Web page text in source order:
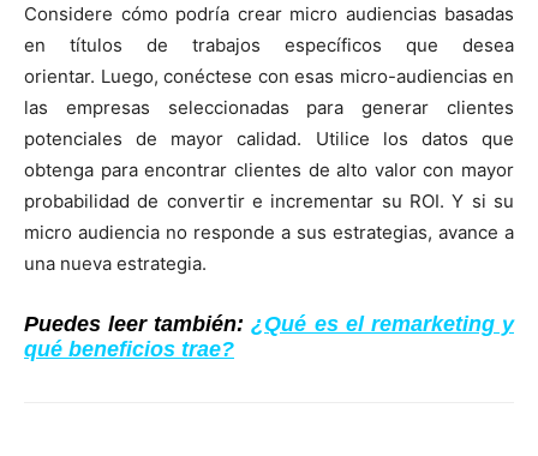
Considere cómo podría crear micro audiencias basadas
en títulos de trabajos específicos que desea
orientar. Luego, conéctese con esas micro-audiencias en
las empresas seleccionadas para generar clientes
potenciales de mayor calidad. Utilice los datos que
obtenga para encontrar clientes de alto valor con mayor
probabilidad de convertir e incrementar su ROI. Y si su
micro audiencia no responde a sus estrategias, avance a
una nueva estrategia.
Puedes leer también:¿Qué es el remarketing y
qué beneficios trae?